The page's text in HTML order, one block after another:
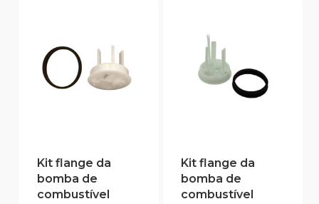
Kit flange da
bomba de
combustível
Kit flange da
bomba de
combustível